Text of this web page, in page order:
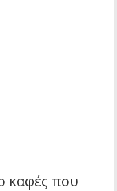
καφές που